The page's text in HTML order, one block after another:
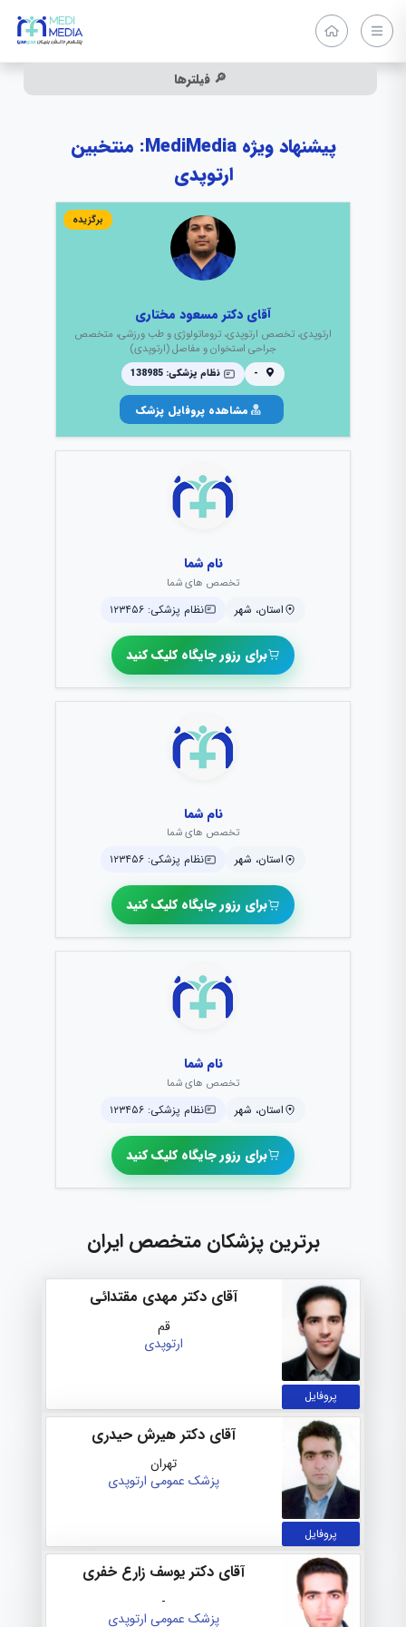
🔎 فیلترها
پیشنهاد ویژه MediMedia: منتخبین
ارتوپدی
برگزیده
آقای دکتر مسعود مختاری
ارتوپدی، تخصص ارتوپدی، تروماتولوژی و طب ورزشی، متخصص
جراحی استخوان و مفاصل (ارتوپدی)
- نظام پزشکی: 138985
مشاهده پروفایل پزشک
نام شما
تخصص های شما
استان، شهر نظام پزشکی: ۱۲۳۴۵۶
برای رزور جایگاه کلیک کنید
نام شما
تخصص های شما
استان، شهر نظام پزشکی: ۱۲۳۴۵۶
برای رزور جایگاه کلیک کنید
نام شما
تخصص های شما
استان، شهر نظام پزشکی: ۱۲۳۴۵۶
برای رزور جایگاه کلیک کنید
برترین پزشکان متخصص ایران
پروفایل
آقای دکتر مهدی مقتدائی
قم
ارتوپدی
پروفایل
آقای دکتر هیرش حیدری
تهران
پزشک عمومی ارتوپدی
آقای دکتر یوسف زارع خفری
-
پزشک عمومی ارتوپدی